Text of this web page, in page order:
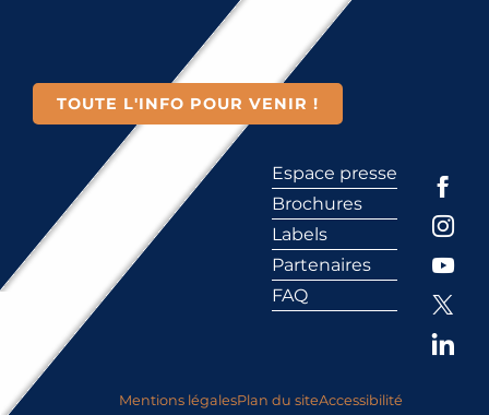
TOUTE L'INFO POUR VENIR !
Espace presse
Brochures
Labels
Partenaires
FAQ
Mentions légalesPlan du siteAccessibilité